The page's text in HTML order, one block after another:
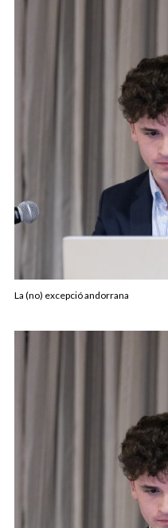
La (no) excepció andorrana